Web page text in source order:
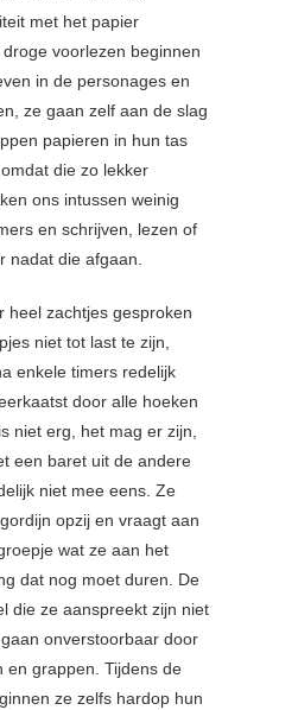
met het papier
voorlezen beginnen
in de personages en
ze gaan zelf aan de slag
papieren in hun tas
die zo lekker
ons intussen weinig
en schrijven, lezen of
nadat die afgaan.
heel zachtjes gesproken
niet tot last te zijn,
enkele timers redelijk
door alle hoeken
niet erg, het mag er zijn,
een baret uit de andere
niet mee eens. Ze
opzij en vraagt aan
wat ze aan het
dat nog moet duren. De
die ze aanspreekt zijn niet
onverstoorbaar door
en grappen. Tijdens de
ze zelfs hardop hun